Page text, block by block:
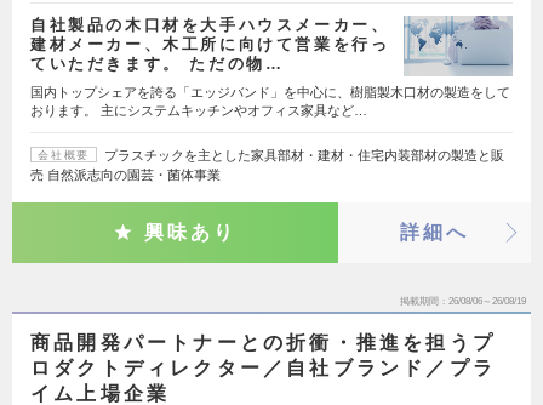
自社製品の木口材を大手ハウスメーカー、
建材メーカー、木工所に向けて営業を行っ
ていただきます。 ただの物…
国内トップシェアを誇る「エッジバンド」を中心に、樹脂製木口材の製造をして
おります。 主にシステムキッチンやオフィス家具など…
会社概要
プラスチックを主とした家具部材・建材・住宅内装部材の製造と販
売 自然派志向の園芸・菌体事業
興味あり 詳細へ
掲載期間 26/08/06～26/08/19
商品開発パートナーとの折衝・推進を担うプ
ロダクトディレクター／自社ブランド／プラ
イム上場企業